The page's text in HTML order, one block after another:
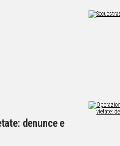
denunce e